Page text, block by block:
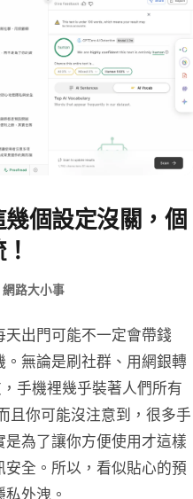
個設定沒關，個
網路大小事
出門可能不一定會帶錢
無論是刷社群、用網銀轉
手機裡幾乎裝著人們所有
且你可能沒注意到，很多手
為了讓你方便使用才這樣
全。所以，看似貼心的預
外洩。